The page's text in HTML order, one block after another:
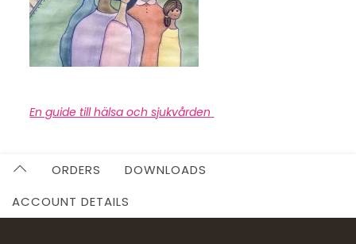
En guide till hälsa och sjukvården
ORDERS
DOWNLOADS
ACCOUNT DETAILS